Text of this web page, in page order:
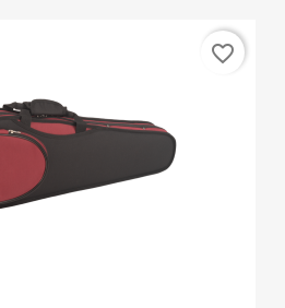
favorite_border